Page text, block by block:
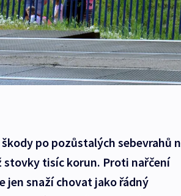
po pozůstalých sebevrahů
stovky tisíc korun. Proti nařčení
jen snaží chovat jako řádný